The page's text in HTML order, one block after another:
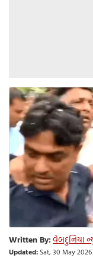
Written By:વેબદુનિયા
Updated:Sat, 30 May 2026